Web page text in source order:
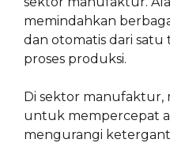
memindahkan
dan otomatis dari
proses produksi.
Di sektor manufaktur,
untuk mempercepat
mengurangi